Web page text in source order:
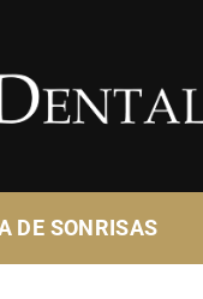
DE SONRISAS